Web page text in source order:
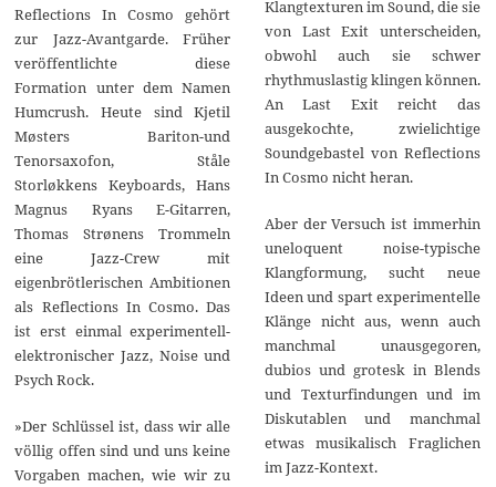
Reflections In Cosmo gehört
zur Jazz-Avantgarde. Früher
veröffentlichte diese
Formation unter dem Namen
Humcrush. Heute sind Kjetil
Møsters Bariton-und
Tenorsaxofon, Ståle
Storløkkens Keyboards, Hans
Magnus Ryans E-Gitarren,
Thomas Strønens Trommeln
eine Jazz-Crew mit
eigenbrötlerischen Ambitionen
als Reflections In Cosmo. Das
ist erst einmal experimentell-
elektronischer Jazz, Noise und
Psych Rock.
»Der Schlüssel ist, dass wir alle
völlig offen sind und uns keine
Vorgaben machen, wie wir zu
Klangtexturen im Sound, die sie
von Last Exit unterscheiden,
obwohl auch sie schwer
rhythmuslastig klingen können.
An Last Exit reicht das
ausgekochte, zwielichtige
Soundgebastel von Reflections
In Cosmo nicht heran.
Aber der Versuch ist immerhin
uneloquent noise-typische
Klangformung, sucht neue
Ideen und spart experimentelle
Klänge nicht aus, wenn auch
manchmal unausgegoren,
dubios und grotesk in Blends
und Texturfindungen und im
Diskutablen und manchmal
etwas musikalisch Fraglichen
im Jazz-Kontext.